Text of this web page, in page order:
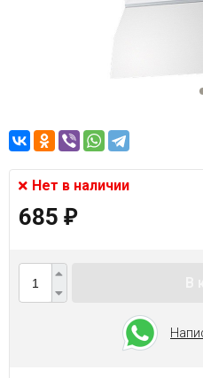
Нет в наличии
685 ₽